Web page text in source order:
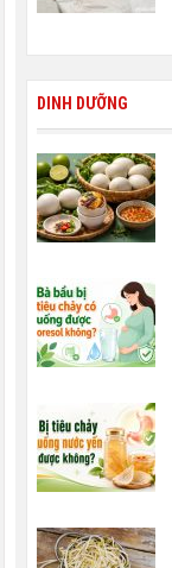
DINH DƯỠNG